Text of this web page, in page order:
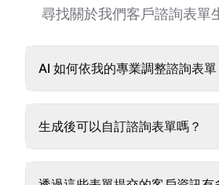
尋找關於我們客戶諮詢表單
AI 如何依我的專業調整諮詢表單
生成後可以自訂諮詢表單嗎？